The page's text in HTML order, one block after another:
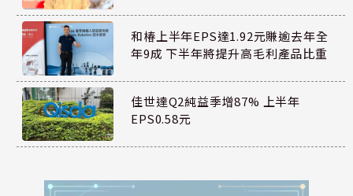
和椿上半年EPS達1.92元賺逾去年全
年9成 下半年將提升高毛利產品比重
佳世達Q2純益季增87% 上半年
EPS0.58元